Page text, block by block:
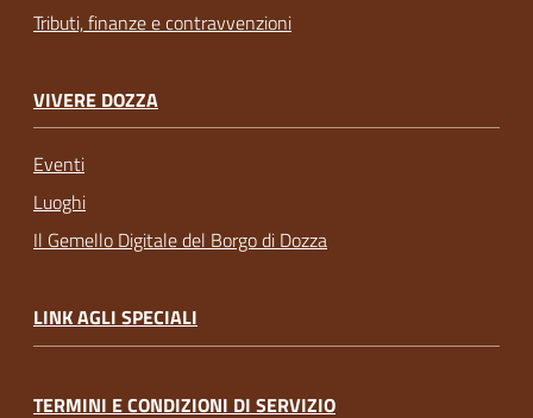
Tributi, finanze e contravvenzioni
VIVERE DOZZA
Eventi
Luoghi
Il Gemello Digitale del Borgo di Dozza
LINK AGLI SPECIALI
TERMINI E CONDIZIONI DI SERVIZIO